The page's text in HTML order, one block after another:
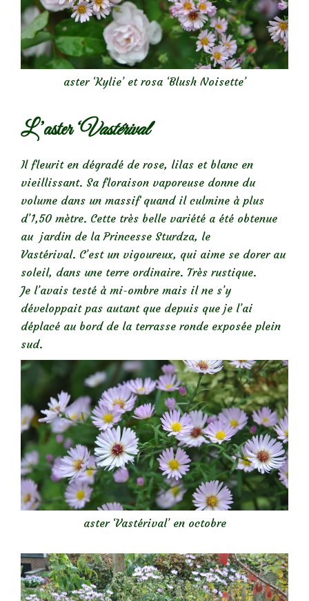
aster ‘Kylie’ et rosa ‘Blush Noisette’
L’aster ‘Vastérival‘
Il fleurit en dégradé de rose, lilas et blanc en
vieillissant. Sa floraison vaporeuse donne du
volume dans un massif quand il culmine à plus
d’1,50 mètre. Cette très belle variété a été obtenue
au jardin de la Princesse Sturdza, le
Vastérival. C’est un vigoureux, qui aime se dorer au
soleil, dans une terre ordinaire. Très rustique.
Je l’avais testé à mi-ombre mais il ne s’y
développait pas autant que depuis que je l’ai
déplacé au bord de la terrasse ronde exposée plein
sud.
aster ‘Vastérival’ en octobre